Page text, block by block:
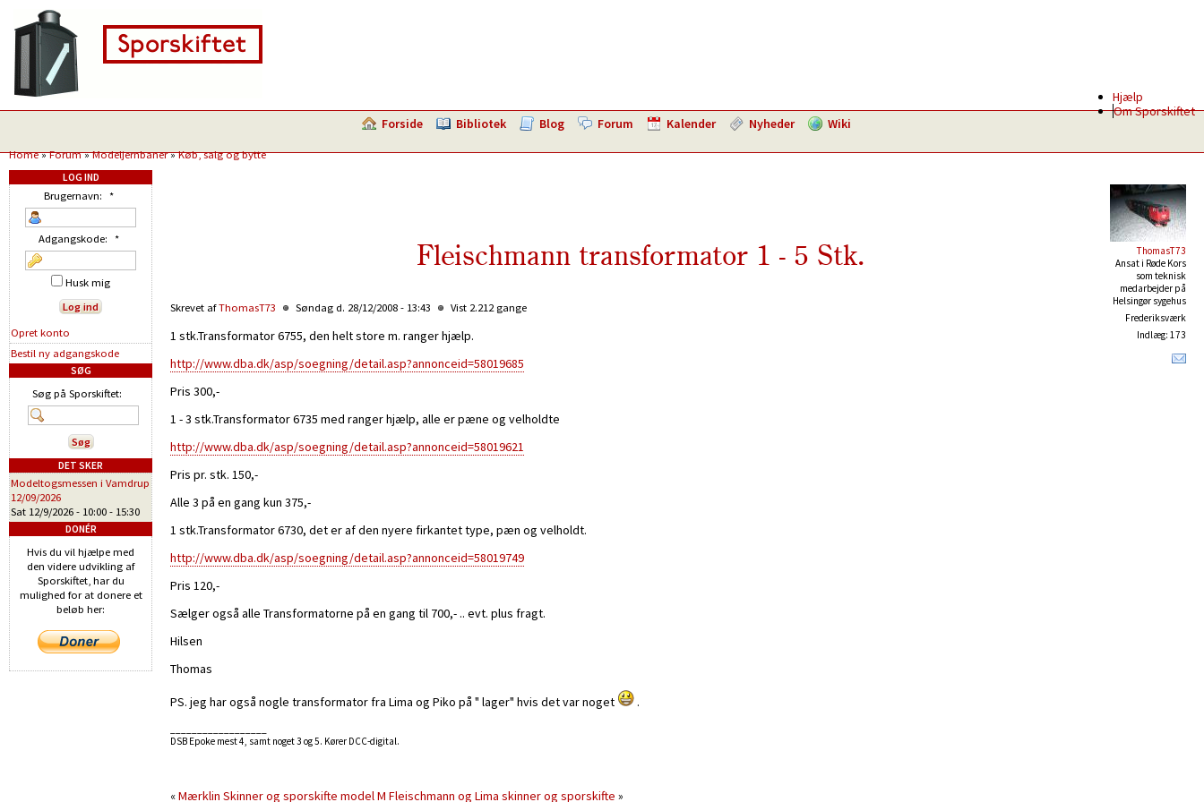
Hjælp
Om Sporskiftet
Forside Bibliotek Blog Forum Kalender Nyheder Wiki
Home»Forum»Modeljernbaner»Køb, salg og bytte
ThomasT73
Ansat i Røde Kors
som teknisk
medarbejder på
Helsingør sygehus
Frederiksværk
Indlæg: 173
Fleischmann transformator 1 - 5 Stk.
Skrevet afThomasT73 Søndag d. 28/12/2008 - 13:43 Vist 2.212 gange
1 stk.Transformator 6755, den helt store m. ranger hjælp.
http://www.dba.dk/asp/soegning/detail.asp?annonceid=58019685
Pris 300,-
1 - 3 stk.Transformator 6735 med ranger hjælp, alle er pæne og velholdte
http://www.dba.dk/asp/soegning/detail.asp?annonceid=58019621
Pris pr. stk. 150,-
Alle 3 på en gang kun 375,-
1 stk.Transformator 6730, det er af den nyere firkantet type, pæn og velholdt.
http://www.dba.dk/asp/soegning/detail.asp?annonceid=58019749
Pris 120,-
Sælger også alle Transformatorne på en gang til 700,- .. evt. plus fragt.
Hilsen
Thomas
PS. jeg har også nogle transformator fra Lima og Piko på " lager" hvis det var noget .
DSB Epoke mest 4, samt noget 3 og 5. Kører DCC-digital.
«Mærklin Skinner og sporskifte model M Fleischmann og Lima skinner og sporskifte »
LOG IND
Brugernavn: *
Adgangskode: *
Husk mig
Opret konto
Bestil ny adgangskode
SØG
Søg på Sporskiftet:
DET SKER
Modeltogsmessen i Vamdrup
12/09/2026
Sat 12/9/2026 - 10:00 - 15:30
DONÉR
Hvis du vil hjælpe med
den videre udvikling af
Sporskiftet, har du
mulighed for at donere et
beløb her: